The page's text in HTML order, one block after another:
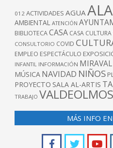
012 ACTIVIDADES AGUA
AMBIENTAL ATENCIÓN
BIBLIOTECACASA CASA CULTURA
CONSULTORIO COVID
EMPLEO ESPECTÁCULO
INFANTIL INFORMACIÓN MIRAVAL
MÚSICA NAVIDAD NIÑOS
PROYECTO SALA AL-ARTIS
TRABAJO VALDEOLMOS
MÁS INFO